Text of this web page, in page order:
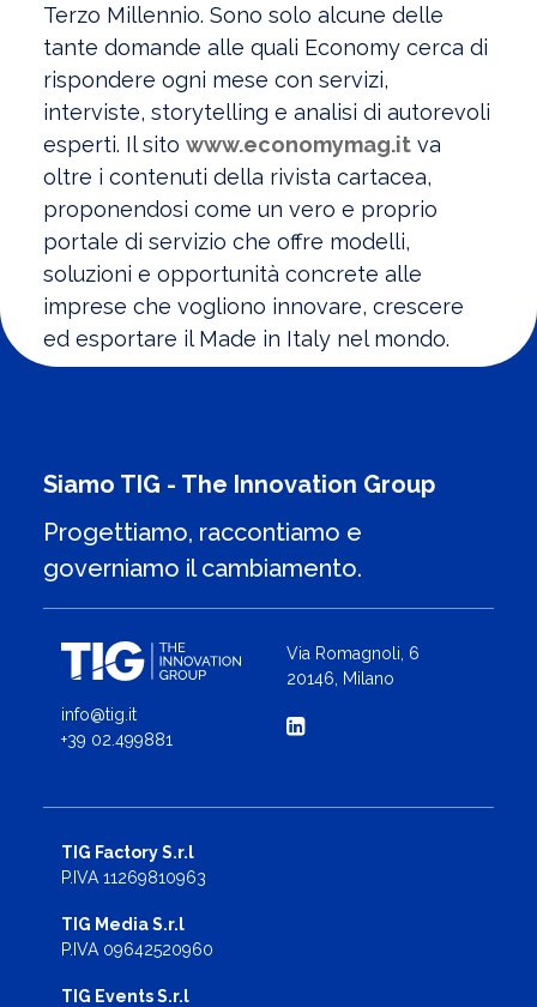
Terzo Millennio. Sono solo alcune delle
tante domande alle quali Economy cerca di
rispondere ogni mese con servizi,
interviste, storytelling e analisi di autorevoli
esperti. Il sito www.economymag.it va
oltre i contenuti della rivista cartacea,
proponendosi come un vero e proprio
portale di servizio che offre modelli,
soluzioni e opportunità concrete alle
imprese che vogliono innovare, crescere
ed esportare il Made in Italy nel mondo.
Siamo TIG - The Innovation Group
Progettiamo, raccontiamo e
governiamo il cambiamento.
info@tig.it
+39 02.499881
Via Romagnoli, 6
20146, Milano
TIG Factory S.r.l
P.IVA 11269810963
TIG Media S.r.l
P.IVA 09642520960
TIG Events S.r.l